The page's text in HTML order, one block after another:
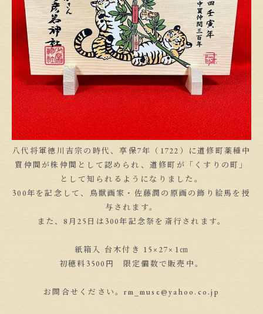
八代将軍徳川吉宗の時代、享保7年（1722）に道修町薬種中
買仲間が株仲間として認められ、道修町が「くすりの町」
として知られるようになりました。
300年を記念して、鳥獣画家・佐藤潤の原画の飾り絵馬を授
与されます。
また、8月25日は300年記念祭を斎行されます。
紙箱入 台木付き 15×27×1㎝
初穂料3500円 限定個数で販売中。
お問合せください。rm_muse@yahoo.co.jp